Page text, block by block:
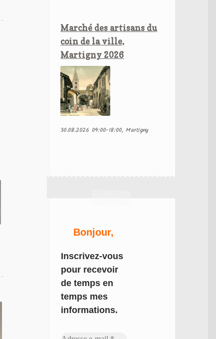
Marché des artisans du
coin de la ville,
Martigny 2026
30.08.2026 09:00-18:00, Martigny
Bonjour,
Inscrivez-vous
pour recevoir
de temps en
temps mes
informations.